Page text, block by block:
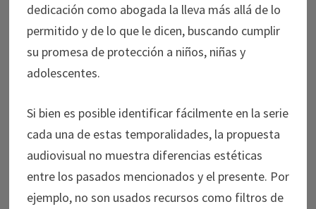
dedicación como abogada la lleva más allá de lo
permitido y de lo que le dicen, buscando cumplir
su promesa de protección a niños, niñas y
adolescentes.
Si bien es posible identificar fácilmente en la serie
cada una de estas temporalidades, la propuesta
audiovisual no muestra diferencias estéticas
entre los pasados mencionados y el presente. Por
ejemplo, no son usados recursos como filtros de